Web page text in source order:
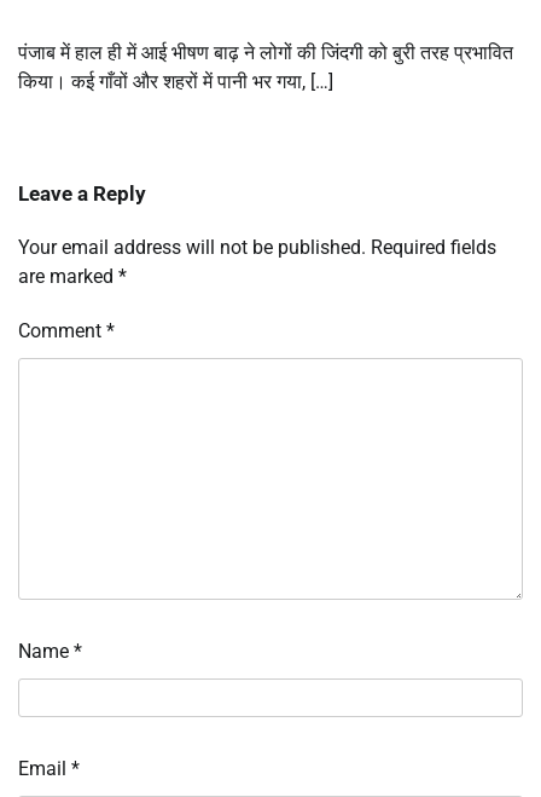
पंजाब में हाल ही में आई भीषण बाढ़ ने लोगों की जिंदगी को बुरी तरह प्रभावित
किया। कई गाँवों और शहरों में पानी भर गया, […]
Leave a Reply
Your email address will not be published. Required fields
are marked *
Comment *
Name *
Email *